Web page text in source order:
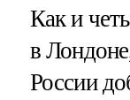
Как и
в
России